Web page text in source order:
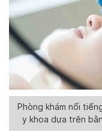
Phòng khám nổi
y khoa dựa trên